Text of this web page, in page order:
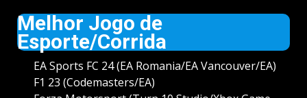
Melhor Jogo de
Esporte/Corrida
EA Sports FC 24 (EA Romania/EA Vancouver/EA)
F1 23 (Codemasters/EA)